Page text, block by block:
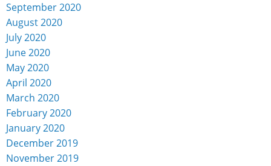
September 2020
August 2020
July 2020
June 2020
May 2020
April 2020
March 2020
February 2020
January 2020
December 2019
November 2019